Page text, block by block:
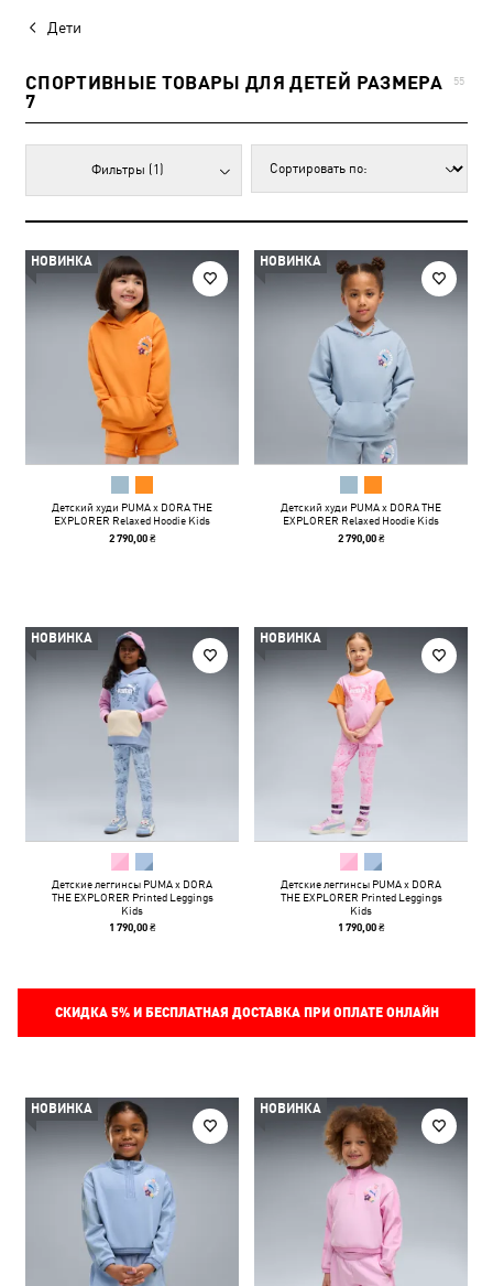
Дети
СПОРТИВНЫЕ ТОВАРЫ ДЛЯ ДЕТЕЙ РАЗМЕРА
7
55
Фильтры (1)
НОВИНКА
Детский худи PUMA x DORA THE
EXPLORER Relaxed Hoodie Kids
2 790,00 ₴
НОВИНКА
Детский худи PUMA x DORA THE
EXPLORER Relaxed Hoodie Kids
2 790,00 ₴
НОВИНКА
Детские леггинсы PUMA x DORA
THE EXPLORER Printed Leggings
Kids
1 790,00 ₴
НОВИНКА
Детские леггинсы PUMA x DORA
THE EXPLORER Printed Leggings
Kids
1 790,00 ₴
СКИДКА 5%И БЕСПЛАТНАЯ ДОСТАВКА ПРИ ОПЛАТЕ ОНЛАЙН
НОВИНКА НОВИНКА